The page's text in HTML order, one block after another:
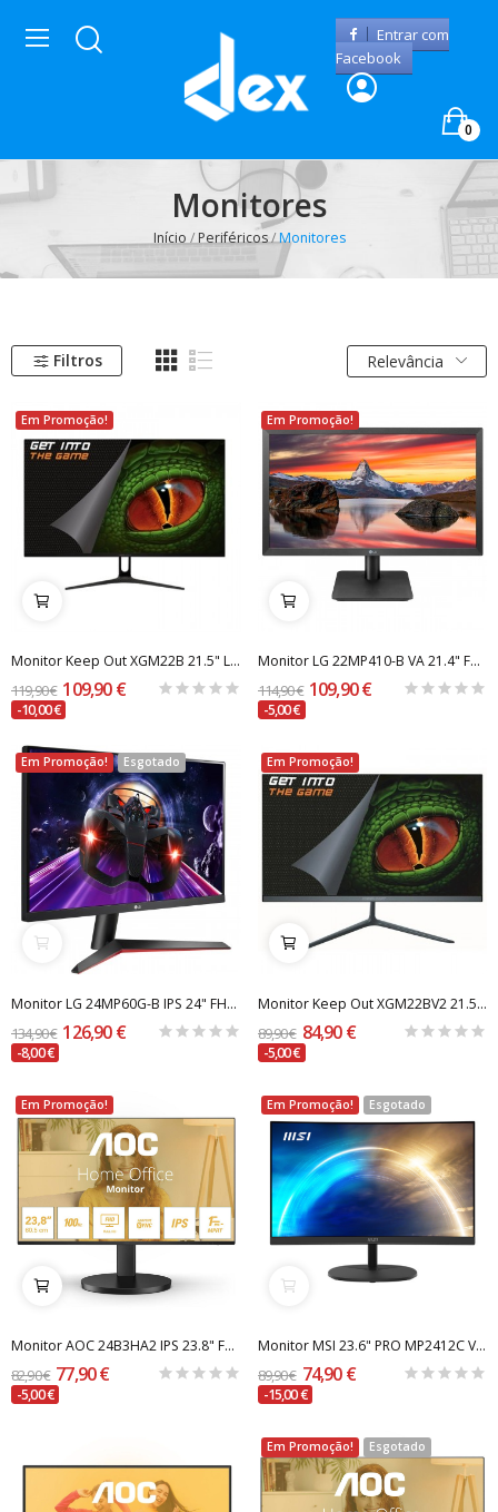
Entrar com
Facebook
0
Monitores
Início Periféricos Monitores
Filtros Relevância
Em Promoção!
Monitor Keep Out XGM22B 21.5" LED FullHD 75Hz
119,90 € 109,90 €
-10,00 €
Em Promoção!
Monitor LG 22MP410-B VA 21.4" FHD 16:9 60Hz
114,90 € 109,90 €
-5,00 €
Em Promoção! Esgotado
Monitor LG 24MP60G-B IPS 24" FHD 16:9 75Hz...
134,90 € 126,90 €
-8,00 €
Em Promoção!
Monitor Keep Out XGM22BV2 21.5" LED FullHD 75Hz
89,90 € 84,90 €
-5,00 €
Em Promoção!
Monitor AOC 24B3HA2 IPS 23.8" FHD 16:9 100Hz...
82,90 € 77,90 €
-5,00 €
Em Promoção! Esgotado
Monitor MSI 23.6" PRO MP2412C VA FHD 16:9 Curvo...
89,90 € 74,90 €
-15,00 €
Em Promoção! Esgotado